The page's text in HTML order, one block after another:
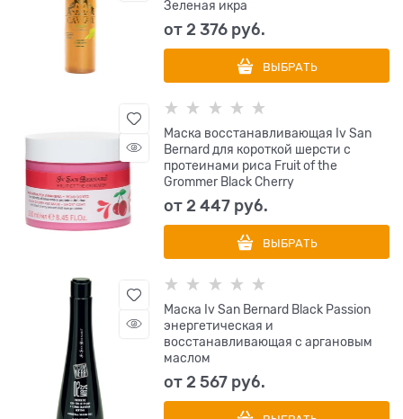
Зеленая икра
от2 376 руб.
ВЫБРАТЬ
Маска восстанавливающая Iv San
Bernard для короткой шерсти с
протеинами риса Fruit of the
Grommer Black Cherry
от2 447 руб.
ВЫБРАТЬ
Маска Iv San Bernard Black Passion
энергетическая и
восстанавливающая с аргановым
маслом
от2 567 руб.